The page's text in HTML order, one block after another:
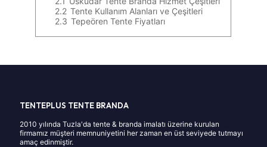
2.2 Tente Kullanım Alanları ve Çeşitleri
2.3 Tepeören Tente Fiyatları
TENTEPLUS TENTE BRANDA
2010 yılında Tuzla'da tente & branda imalatı üzerine kurulan
firmamız müşteri memnuniyetini her zaman en üst seviyede tutmayı
amaç edinmiştir.